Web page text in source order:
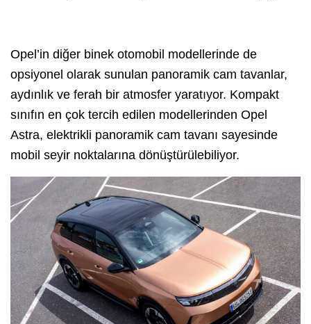
Opel’in diğer binek otomobil modellerinde de
opsiyonel olarak sunulan panoramik cam tavanlar,
aydınlık ve ferah bir atmosfer yaratıyor. Kompakt
sınıfın en çok tercih edilen modellerinden Opel
Astra, elektrikli panoramik cam tavanı sayesinde
mobil seyir noktalarına dönüştürülebiliyor.